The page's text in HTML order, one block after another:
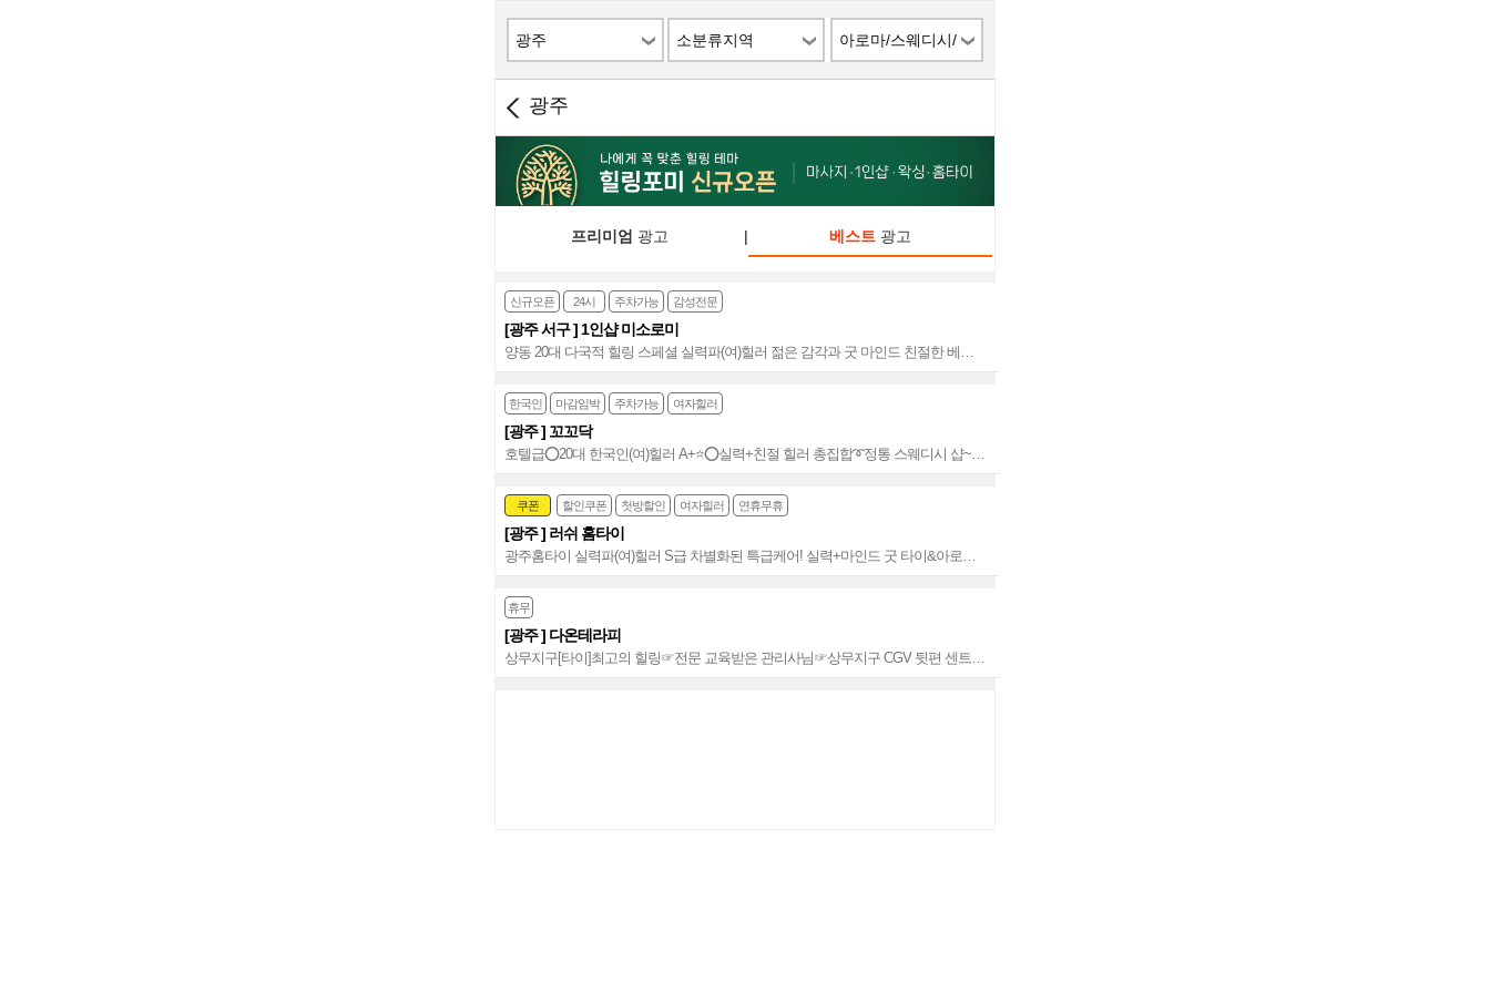
광주 소분류지역
아로마/스웨디시/
스파
광주
프리미엄 광고 | 베스트광고
신규오픈 24시 주차가능 감성전문
[광주 서구 ] 1인샵 미소로미
양동 20대 다국적 힐링 스페셜 실력파(여)힐러 젊은 감각과 굿 마인드 친절한 베테
랑 단일코스 로 증명하는 실력뿜뿜 스웨디시~♥
한국인 마감임박 주차가능 여자힐러
[광주 ] 꼬꼬닥
호텔급⭕20대 한국인(여)힐러 A+⭐️⭕실력+친절 힐러 총집합➰정통 스웨디시 샵~!➰
오픈 마인드&20대 20명 이상 근무~⭐️
쿠폰 할인쿠폰 첫방할인 여자힐러 연휴무휴
[광주 ] 러쉬 홈타이
광주홈타이 실력파(여)힐러 S급 차별화된 특급케어! 실력+마인드 굿 타이&아로마
감각적&프리미엄 홈타이~♥
휴무
[광주 ] 다온테라피
상무지구[타이]최고의 힐링☞전문 교육받은 관리사님☞상무지구 CGV 뒷편 센트럴
관광호텔 옆에 위치한 힐링공간☞상무역 5번 출구 도보 10분 거리~☞